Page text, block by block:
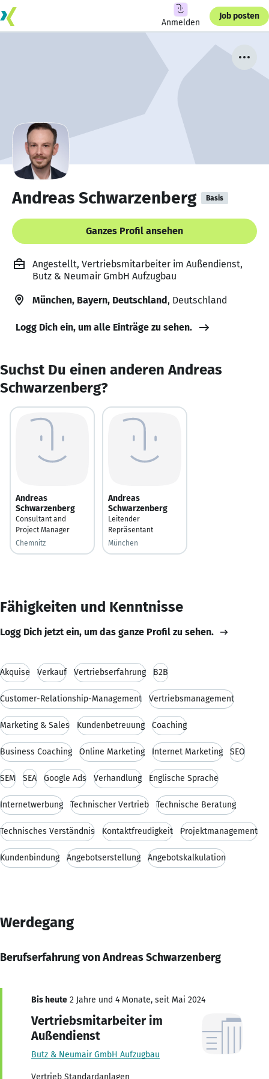
Anmelden
Job posten
Andreas Schwarzenberg Basis
Ganzes Profil ansehen
Angestellt, Vertriebsmitarbeiter im Außendienst,
Butz & Neumair GmbH Aufzugbau
München, Bayern, Deutschland, Deutschland
Logg Dich ein, um alle Einträge zu sehen.
Suchst Du einen anderen Andreas
Schwarzenberg?
Andreas
Schwarzenberg
Consultant and
Project Manager
Chemnitz
Andreas
Schwarzenberg
Leitender
Repräsentant
München
Fähigkeiten und Kenntnisse
Logg Dich jetzt ein, um das ganze Profil zu sehen.
Akquise Verkauf Vertriebserfahrung B2B
Customer-Relationship-Management Vertriebsmanagement
Marketing & Sales Kundenbetreuung Coaching
Business Coaching Online Marketing Internet Marketing SEO
SEM SEA Google Ads Verhandlung Englische Sprache
Internetwerbung Technischer Vertrieb Technische Beratung
Technisches Verständnis Kontaktfreudigkeit Projektmanagement
Kundenbindung Angebotserstellung Angebotskalkulation
Werdegang
Berufserfahrung von Andreas Schwarzenberg
Bis heute 2 Jahre und 4 Monate, seit Mai 2024
Vertriebsmitarbeiter im
Außendienst
Butz & Neumair GmbH Aufzugbau
Vertrieb Standardanlagen